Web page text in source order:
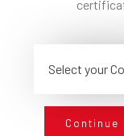
Select your
Continue